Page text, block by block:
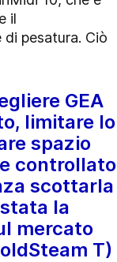
il
pesatura. Ciò
GEA
limitare lo
spazio
controllato
scottarla
la
mercato
T)